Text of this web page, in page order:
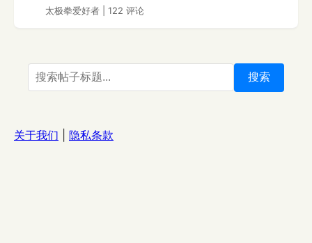
太极拳爱好者 122 评论
搜索
关于我们 隐私条款